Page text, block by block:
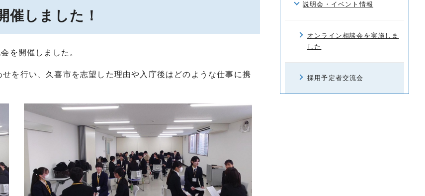
催しました！
を開催しました。
を行い、久喜市を志望した理由や入庁後はどのような仕事に携
説明会・イベント情報
オンライン相談会を実施しま
した
採用予定者交流会